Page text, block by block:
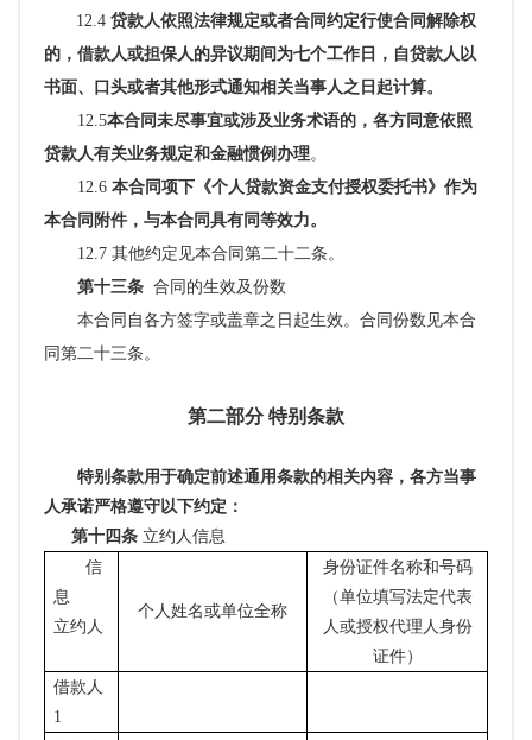
12.4 贷款人依照法律规定或者合同约定行使合同解除权
的，借款人或担保人的异议期间为七个工作日，自贷款人以
书面、口头或者其他形式通知相关当事人之日起计算。
12.5本合同未尽事宜或涉及业务术语的，各方同意依照
贷款人有关业务规定和金融惯例办理。
12.6 本合同项下 《个人贷款资金支付授权委托书》作为
本合同附件，与本合同具有同等效力。
12.7 其他约定见本合同第二十二条。
第十三条 合同的生效及份数
本合同自各方签字或盖章之日起生效。合同份数见本合
同第二十三条。
第二部分 特别条款
特别条款用于确定前述通用条款的相关内容，各方当事
人承诺严格遵守以下约定：
第十四条 立约人信息
信
息
立约人
个人姓名或单位全称
身份证件名称和号码
（单位填写法定代表
人或授权代理人身份
证件）
借款人
1